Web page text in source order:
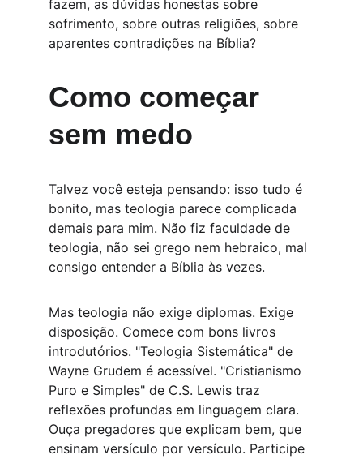
fazem, as dúvidas honestas sobre
sofrimento, sobre outras religiões, sobre
aparentes contradições na Bíblia?
Como começar
sem medo
Talvez você esteja pensando: isso tudo é
bonito, mas teologia parece complicada
demais para mim. Não fiz faculdade de
teologia, não sei grego nem hebraico, mal
consigo entender a Bíblia às vezes.
Mas teologia não exige diplomas. Exige
disposição. Comece com bons livros
introdutórios. "Teologia Sistemática" de
Wayne Grudem é acessível. "Cristianismo
Puro e Simples" de C.S. Lewis traz
reflexões profundas em linguagem clara.
Ouça pregadores que explicam bem, que
ensinam versículo por versículo. Participe